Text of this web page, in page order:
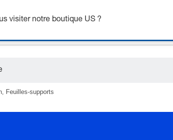
Feuilles-supports
visiter notre boutique US ?